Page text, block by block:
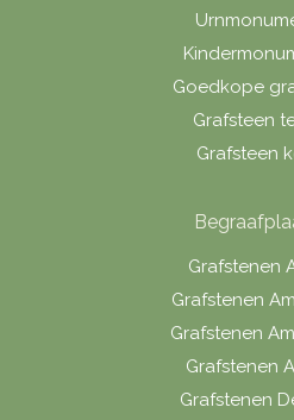
Goedkope
Grafsteen
Grafsteen
Grafstenen
Grafstenen
Grafstenen
Grafstenen
Grafstenen